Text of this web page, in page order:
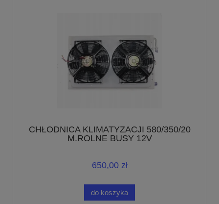
CHŁODNICA KLIMATYZACJI 580/350/20
M.ROLNE BUSY 12V
650,00 zł
do koszyka